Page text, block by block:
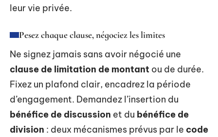
leur vie privée.
Pesez chaque clause, négociez les limites
Ne signez jamais sans avoir négocié une
clause de limitation de montant ou de durée.
Fixez un plafond clair, encadrez la période
d’engagement. Demandez l’insertion du
bénéfice de discussion et du bénéfice de
division : deux mécanismes prévus par le code